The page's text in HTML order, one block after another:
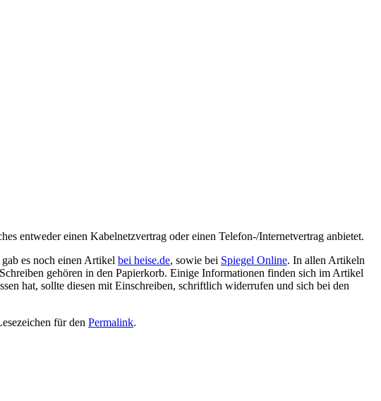
entweder einen Kabelnetzvertrag oder einen Telefon-/Internetvertrag anbietet.
es noch einen Artikel bei heise.de, sowie bei Spiegel Online. In allen Artikeln
gehören in den Papierkorb. Einige Informationen finden sich im Artikel
hat, sollte diesen mit Einschreiben, schriftlich widerrufen und sich bei den
für den Permalink.